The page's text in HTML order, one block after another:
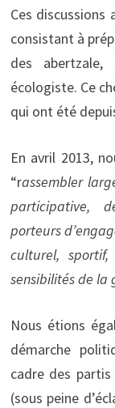
Ces
consistant à
des abertzale,
écologiste. Ce
qui ont été
En avril 2013,
“rassembler
participative,
porteurs
culturel,
sensibilités de la
Nous étions
démarche
cadre des
(sous peine